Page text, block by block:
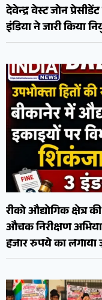
देवेन्द्र वेस्ट जोन
इंडिया ने जारी किया
रीको औद्योगिक क्षेत्र
औचक निरीक्षण
हजार रुपये का लगाया